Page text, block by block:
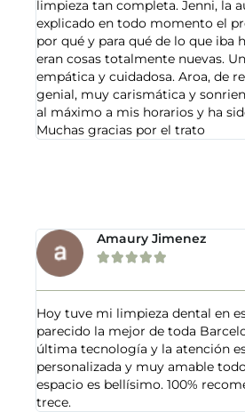
limpieza tan completa. Jenni, la
explicado en todo momento el
por qué y para qué de lo que iba
eran cosas totalmente nuevas.
empática y cuidadosa. Aroa, de
genial, muy carismática y
al máximo a mis horarios y ha
Muchas gracias por el trato
Amaury Jimenez

Hoy tuve mi limpieza dental en
parecido la mejor de toda
última tecnología y la atención
personalizada y muy amable
espacio es bellísimo. 100%
trece.